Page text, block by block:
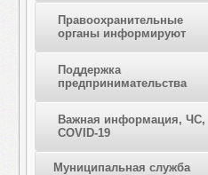
Правоохранительные
органы информируют
Поддержка
предпринимательства
Важная информация, ЧС,
COVID-19
Муниципальная служба